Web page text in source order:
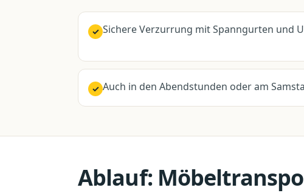
✓ Sichere Verzurrung mit Spanngurten und
✓ Auch in den Abendstunden oder am
Ablauf: